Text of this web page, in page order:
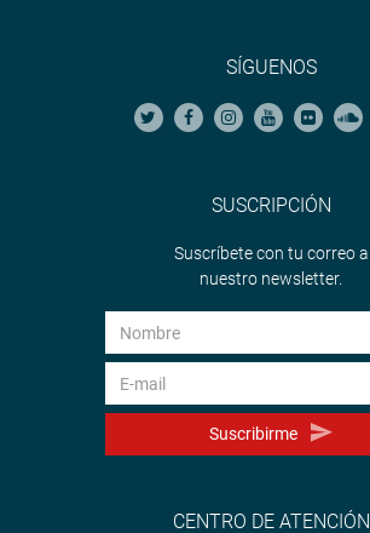
SÍGUENOS
SUSCRIPCIÓN
Suscríbete con tu correo a
nuestro newsletter.
Suscribirme
CENTRO DE ATENCIÓN